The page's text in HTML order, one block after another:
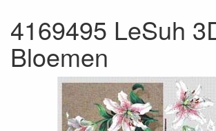
4169495 LeSuh
Bloemen